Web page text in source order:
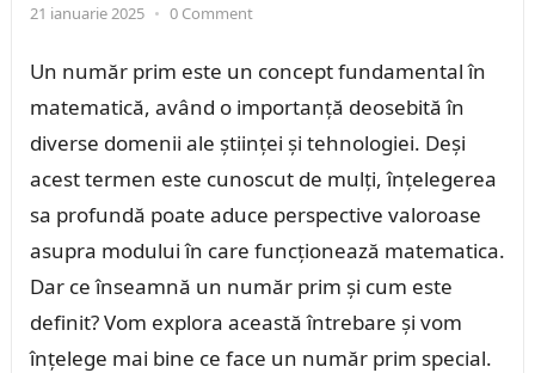
21 ianuarie 2025 • 0 Comment
Un număr prim este un concept fundamental în
matematică, având o importanță deosebită în
diverse domenii ale științei și tehnologiei. Deși
acest termen este cunoscut de mulți, înțelegerea
sa profundă poate aduce perspective valoroase
asupra modului în care funcționează matematica.
Dar ce înseamnă un număr prim și cum este
definit? Vom explora această întrebare și vom
înțelege mai bine ce face un număr prim special.